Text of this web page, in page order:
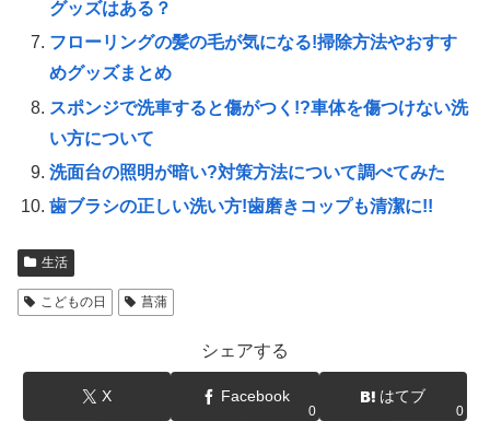
グッズはある？
フローリングの髪の毛が気になる!掃除方法やおすす
めグッズまとめ
スポンジで洗車すると傷がつく!?車体を傷つけない洗
い方について
洗面台の照明が暗い?対策方法について調べてみた
歯ブラシの正しい洗い方!歯磨きコップも清潔に!!
生活
こどもの日 菖蒲
シェアする
X Facebook
0
はてブ
0